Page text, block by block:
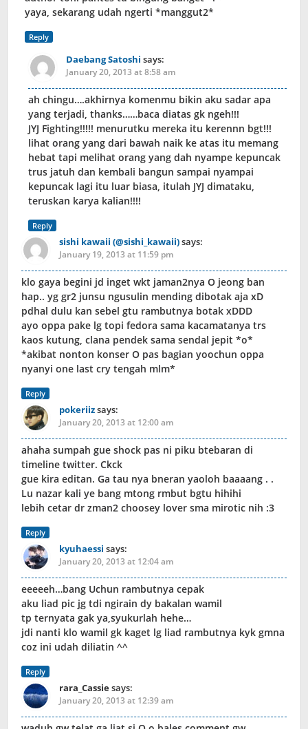
yaya, sekarang udah ngerti *manggut2*
Reply
Daebang Satoshi says:
January 20, 2013 at 8:58 am
ah chingu….akhirnya komenmu bikin aku sadar apa
yang terjadi, thanks……baca diatas gk ngeh!!!
JYJ Fighting!!!!! menurutku mereka itu kerennn bgt!!!
lihat orang yang dari bawah naik ke atas itu memang
hebat tapi melihat orang yang dah nyampe kepuncak
trus jatuh dan kembali bangun sampai nyampai
kepuncak lagi itu luar biasa, itulah JYJ dimataku,
teruskan karya kalian!!!!
Reply
sishi kawaii (@sishi_kawaii)says:
January 19, 2013 at 11:59 pm
klo gaya begini jd inget wkt jaman2nya O jeong ban
hap.. yg gr2 junsu ngusulin mending dibotak aja xD
pdhal dulu kan sebel gtu rambutnya botak xDDD
ayo oppa pake lg topi fedora sama kacamatanya trs
kaos kutung, clana pendek sama sendal jepit *o*
*akibat nonton konser O pas bagian yoochun oppa
nyanyi one last cry tengah mlm*
Reply
pokeriizsays:
January 20, 2013 at 12:00 am
ahaha sumpah gue shock pas ni piku btebaran di
timeline twitter. Ckck
gue kira editan. Ga tau nya bneran yaoloh baaaang . .
Lu nazar kali ye bang mtong rmbut bgtu hihihi
lebih cetar dr zman2 choosey lover sma mirotic nih :3
Reply
kyuhaessi says:
January 20, 2013 at 12:04 am
eeeeeh…bang Uchun rambutnya cepak
aku liad pic jg tdi ngirain dy bakalan wamil
tp ternyata gak ya,syukurlah hehe…
jdi nanti klo wamil gk kaget lg liad rambutnya kyk gmna
coz ini udah diliatin ^^
Reply
rara_Cassiesays:
January 20, 2013 at 12:39 am